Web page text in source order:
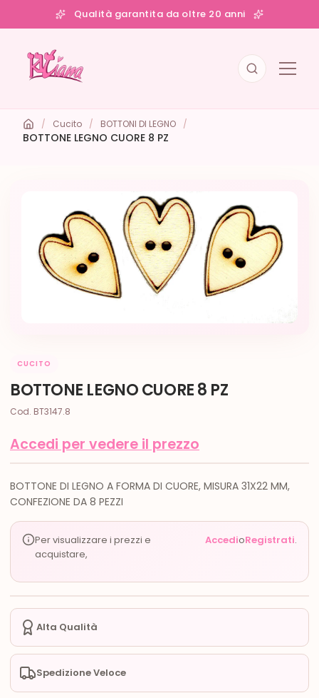
Qualità garantita da oltre 20 anni
/ Cucito / BOTTONI DI LEGNO /
BOTTONE LEGNO CUORE 8 PZ
CUCITO
BOTTONE LEGNO CUORE 8 PZ
Cod. BT3147.8
Accedi per vedere il prezzo
BOTTONE DI LEGNO A FORMA DI CUORE, MISURA 31X22 MM,
CONFEZIONE DA 8 PEZZI
Per visualizzare i prezzi e
acquistare,
AccedioRegistrati.
Alta Qualità
Spedizione Veloce